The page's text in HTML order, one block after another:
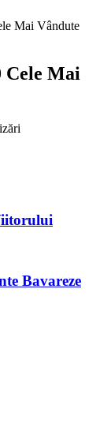
Mai Vândute
Cele Mai
Bavareze